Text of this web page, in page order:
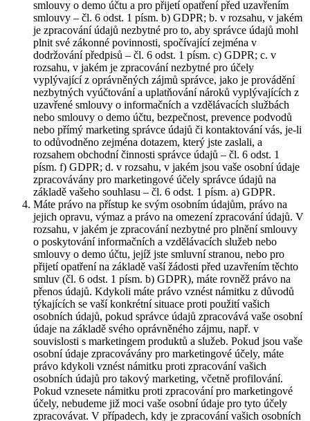
smlouvy o demo účtu a pro přijetí opatření před uzavřením
smlouvy – čl. 6 odst. 1 písm. b) GDPR; b. v rozsahu, v jakém
je zpracování údajů nezbytné pro to, aby správce údajů mohl
plnit své zákonné povinnosti, spočívající zejména v
dodržování předpisů – čl. 6 odst. 1 písm. c) GDPR; c. v
rozsahu, v jakém je zpracování nezbytné pro účely
vyplývající z oprávněných zájmů správce, jako je provádění
nezbytných vyúčtování a uplatňování nároků vyplývajících z
uzavřené smlouvy o informačních a vzdělávacích službách
nebo smlouvy o demo účtu, bezpečnost, prevence podvodů
nebo přímý marketing správce údajů či kontaktování vás, je-li
to odůvodněno zejména dotazem, který jste zaslali, a
rozsahem obchodní činnosti správce údajů – čl. 6 odst. 1
písm. f) GDPR; d. v rozsahu, v jakém jsou vaše osobní údaje
zpracovávány pro marketingové účely správce údajů na
základě vašeho souhlasu – čl. 6 odst. 1 písm. a) GDPR.
Máte právo na přístup ke svým osobním údajům, právo na
jejich opravu, výmaz a právo na omezení zpracování údajů. V
rozsahu, v jakém je zpracování nezbytné pro plnění smlouvy
o poskytování informačních a vzdělávacích služeb nebo
smlouvy o demo účtu, jejíž jste smluvní stranou, nebo pro
přijetí opatření na základě vaší žádosti před uzavřením těchto
smluv (čl. 6 odst. 1 písm. b) GDPR), máte rovněž právo na
přenos údajů. Kdykoli máte právo vznést námitku z důvodů
týkajících se vaší konkrétní situace proti použití vašich
osobních údajů, pokud správce údajů zpracovává vaše osobní
údaje na základě svého oprávněného zájmu, např. v
souvislosti s marketingem produktů a služeb. Pokud jsou vaše
osobní údaje zpracovávány pro marketingové účely, máte
právo kdykoli vznést námitku proti zpracování vašich
osobních údajů pro takový marketing, včetně profilování.
Pokud vznesete námitku proti zpracování pro marketingové
účely, nebudeme již moci vaše osobní údaje pro tyto účely
zpracovávat. V případech, kdy je zpracování vašich osobních